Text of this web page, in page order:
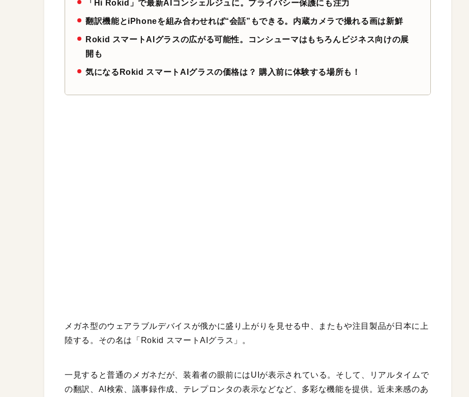
「Hi Rokid」で最新AIコンシェルジュに。プライバシー保護にも注力
翻訳機能とiPhoneを組み合わせれば“会話”もできる。内蔵カメラで撮れる画は新鮮
Rokid スマートAIグラスの広がる可能性。コンシューマはもちろんビジネス向けの展
開も
気になるRokid スマートAIグラスの価格は？ 購入前に体験する場所も！
メガネ型のウェアラブルデバイスが俄かに盛り上がりを見せる中、またもや注目製品が日本に上
陸する。その名は「Rokid スマートAIグラス」。
一見すると普通のメガネだが、装着者の眼前にはUIが表示されている。そして、リアルタイムで
の翻訳、AI検索、議事録作成、テレプロンタの表示などなど、多彩な機能を提供。近未来感のあ